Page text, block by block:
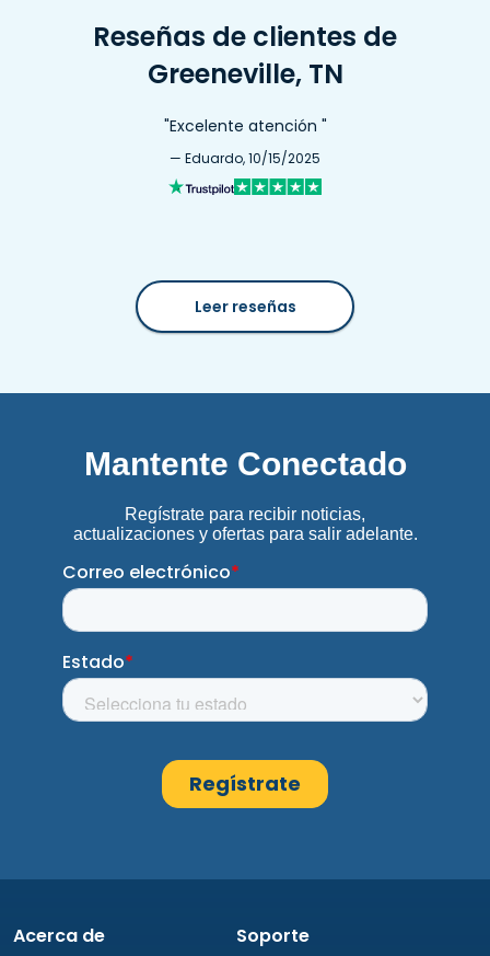
Reseñas de clientes de
Greeneville, TN
"Excelente atención "
— Eduardo, 10/15/2025
Leer reseñas
Acerca de Soporte